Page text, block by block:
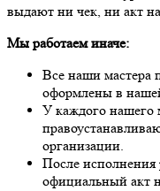
выдают ни чек, ни акт
Мы работаем иначе:
Все наши мастера
оформлены в
У каждого нашего
организации.
После
официальный акт